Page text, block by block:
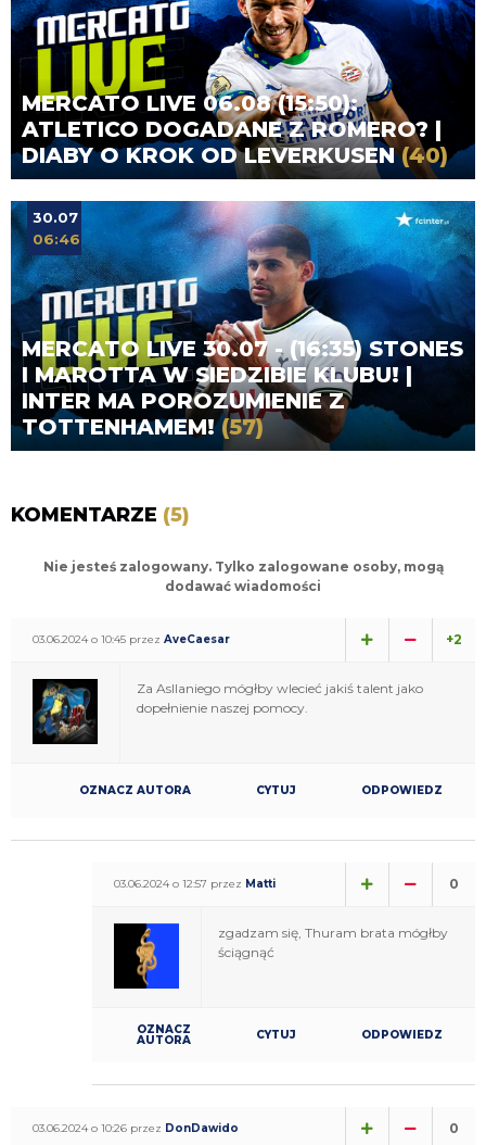
MERCATO LIVE 06.08 (15:50):
ATLETICO DOGADANE Z ROMERO? |
DIABY O KROK OD LEVERKUSEN(40)
MERCATO LIVE 30.07 - (16:35) STONES
I MAROTTA W SIEDZIBIE KLUBU! |
INTER MA POROZUMIENIE Z
TOTTENHAMEM!(57)
30.07
06:46
KOMENTARZE (5)
Nie jesteś zalogowany. Tylko zalogowane osoby, mogą
dodawać wiadomości
03.06.2024 o 10:45 przez AveCaesar +2
Za Asllaniego mógłby wlecieć jakiś talent jako
dopełnienie naszej pomocy.
OZNACZ AUTORA CYTUJ ODPOWIEDZ
03.06.2024 o 12:57 przez Matti 0
zgadzam się, Thuram brata mógłby
ściągnąć
OZNACZ
AUTORA CYTUJ ODPOWIEDZ
03.06.2024 o 10:26 przez DonDawido 0